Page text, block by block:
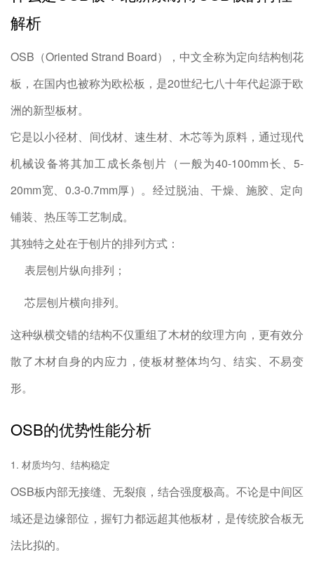
解析
OSB（Oriented Strand Board），中文全称为定向结构刨花
板，在国内也被称为欧松板，是20世纪七八十年代起源于欧
洲的新型板材。
它是以小径材、间伐材、速生材、木芯等为原料，通过现代
机械设备将其加工成长条刨片（一般为40-100mm长、5-
20mm宽、0.3-0.7mm厚）。经过脱油、干燥、施胶、定向
铺装、热压等工艺制成。
其独特之处在于刨片的排列方式：
表层刨片纵向排列；
芯层刨片横向排列。
这种纵横交错的结构不仅重组了木材的纹理方向，更有效分
散了木材自身的内应力，使板材整体均匀、结实、不易变
形。
OSB的优势性能分析
1. 材质均匀、结构稳定
OSB板内部无接缝、无裂痕，结合强度极高。不论是中间区
域还是边缘部位，握钉力都远超其他板材，是传统胶合板无
法比拟的。